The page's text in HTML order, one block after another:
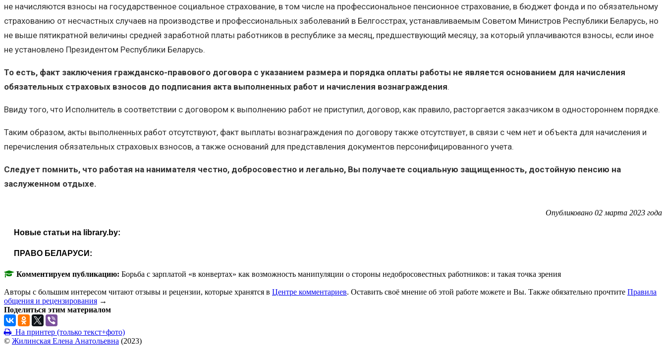
не начисляются взносы на государственное социальное страхование, в том числе на профессиональное пенсионное страхование, в бюджет фонда и по обязательному
страхованию от несчастных случаев на производстве и профессиональных заболеваний в Белгосстрах, устанавливаемым Советом Министров Республики Беларусь, но
не выше пятикратной величины средней заработной платы работников в республике за месяц, предшествующий месяцу, за который уплачиваются взносы, если иное
не установлено Президентом Республики Беларусь.
То есть, факт заключения гражданско-правового договора с указанием размера и порядка оплаты работы не является основанием для начисления
обязательных страховых взносов до подписания акта выполненных работ и начисления вознаграждения.
Ввиду того, что Исполнитель в соответствии с договором к выполнению работ не приступил, договор, как правило, расторгается заказчиком в одностороннем порядке.
Таким образом, акты выполненных работ отсутствуют, факт выплаты вознаграждения по договору также отсутствует, в связи с чем нет и объекта для начисления и
перечисления обязательных страховых взносов, а также оснований для представления документов персонифицированного учета.
Следует помнить, что работая на нанимателя честно, добросовестно и легально, Вы получаете социальную защищенность, достойную пенсию на
заслуженном отдыхе.
Опубликовано 02 марта 2023 года
Новые статьи на library.by:
ПРАВО БЕЛАРУСИ:
Комментируем публикацию: Борьба с зарплатой «в конвертах» как возможность манипуляции о стороны недобросовестных работников: и такая точка зрения
Авторы с большим интересом читают отзывы и рецензии, которые хранятся в Центре комментариев. Оставить своё мнение об этой работе можете и Вы. Также обязательно прочтите Правила
общения и рецензирования →
Поделиться этим материалом
На принтер (только текст+фото)
© Жилинская Елена Анатольевна (2023)